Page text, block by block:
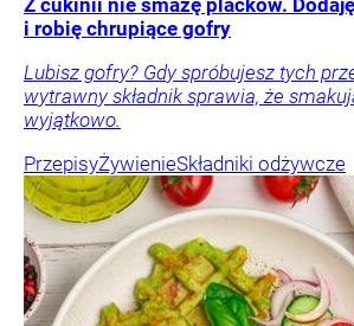
Z cukinii nie smażę placków.
i robię chrupiące gofry
Lubisz gofry? Gdy spróbujesz tych
wytrawny składnik sprawia, że
wyjątkowo.
PrzepisyŻywienieSkładniki odżywcze